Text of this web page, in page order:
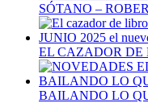
SÓTANO –
EL CAZADOR DE
BAILANDO LO